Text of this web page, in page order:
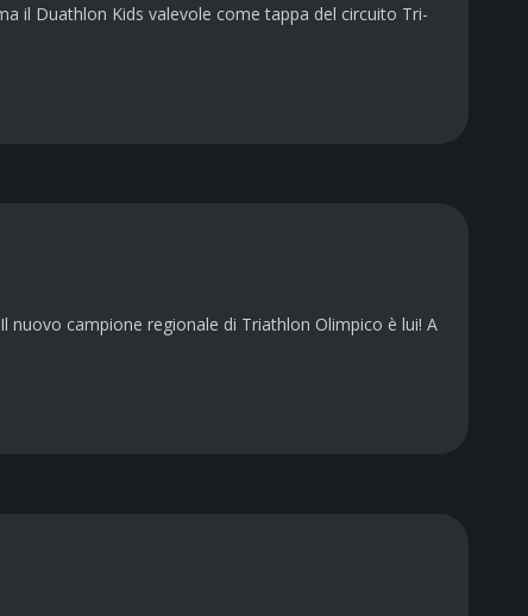
il Duathlon Kids valevole come tappa del circuito Tri-
campione regionale di Triathlon Olimpico è lui! A